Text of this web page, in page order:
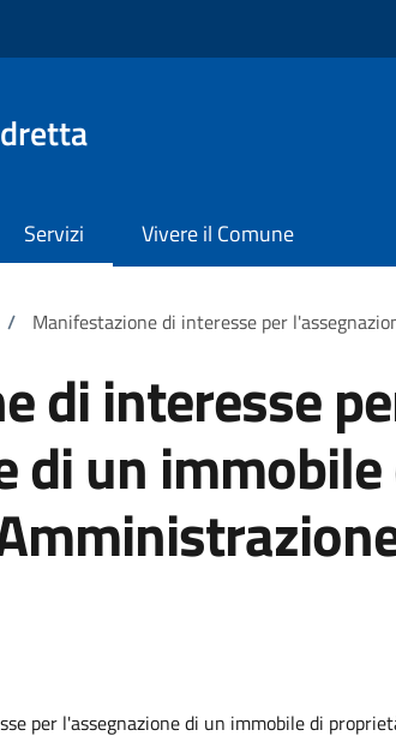
Servizi Vivere il Comune
/ Manifestazione di interesse per
di interesse
di un
per l'assegnazione di un immobile di